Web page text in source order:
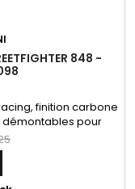
848 -
finition carbone
pour
S 1098 (09-13).
/ 96454711B